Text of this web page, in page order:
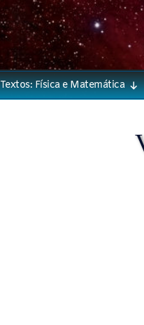
Textos: Física e Matemática